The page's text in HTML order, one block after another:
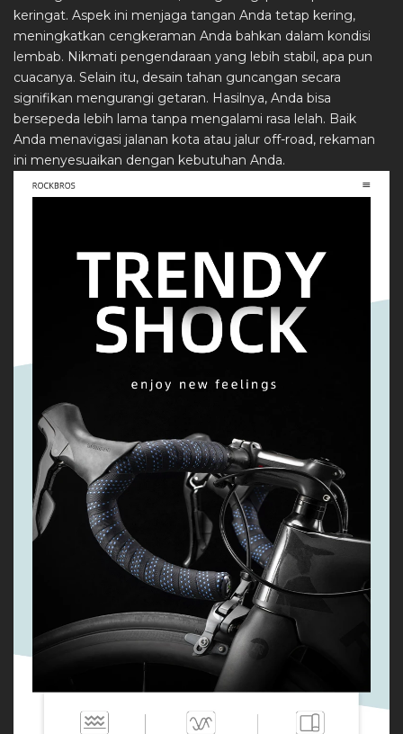
keringat. Aspek ini menjaga tangan Anda tetap kering,
meningkatkan cengkeraman Anda bahkan dalam kondisi
lembab. Nikmati pengendaraan yang lebih stabil, apa pun
cuacanya. Selain itu, desain tahan guncangan secara
signifikan mengurangi getaran. Hasilnya, Anda bisa
bersepeda lebih lama tanpa mengalami rasa lelah. Baik
Anda menavigasi jalanan kota atau jalur off-road, rekaman
ini menyesuaikan dengan kebutuhan Anda.